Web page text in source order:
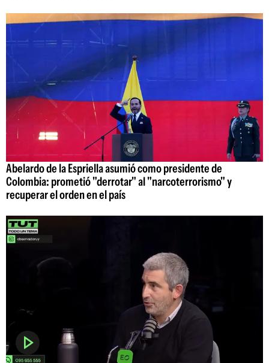
Abelardo de la Espriella asumió como presidente de
Colombia: prometió "derrotar" al "narcoterrorismo" y
recuperar el orden en el país